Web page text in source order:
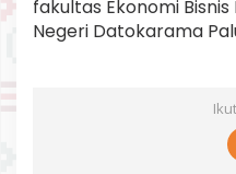
fakultas Ekonomi
Negeri Datokarama